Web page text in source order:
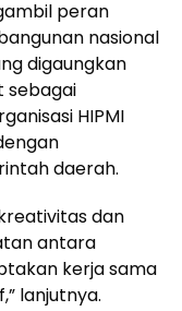
peran
nasional
digaungkan
sebagai
HIPMI
daerah.
dan
antara
kerja sama
lanjutnya.